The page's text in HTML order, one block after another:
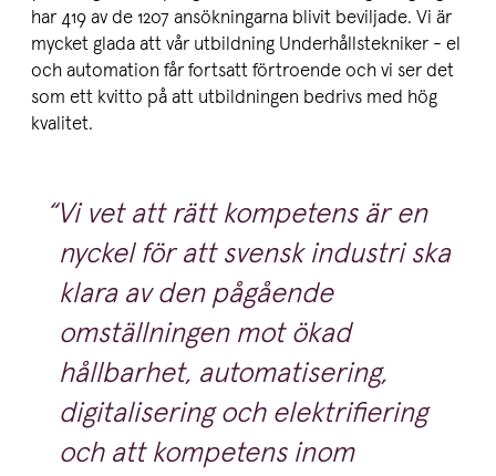
har 419 av de 1207 ansökningarna blivit beviljade. Vi är
mycket glada att vår utbildning Underhållstekniker - el
och automation får fortsatt förtroende och vi ser det
som ett kvitto på att utbildningen bedrivs med hög
kvalitet.
Vi vet att rätt kompetens är en
nyckel för att svensk industri ska
klara av den pågående
omställningen mot ökad
hållbarhet, automatisering,
digitalisering och elektrifiering
och att kompetens inom